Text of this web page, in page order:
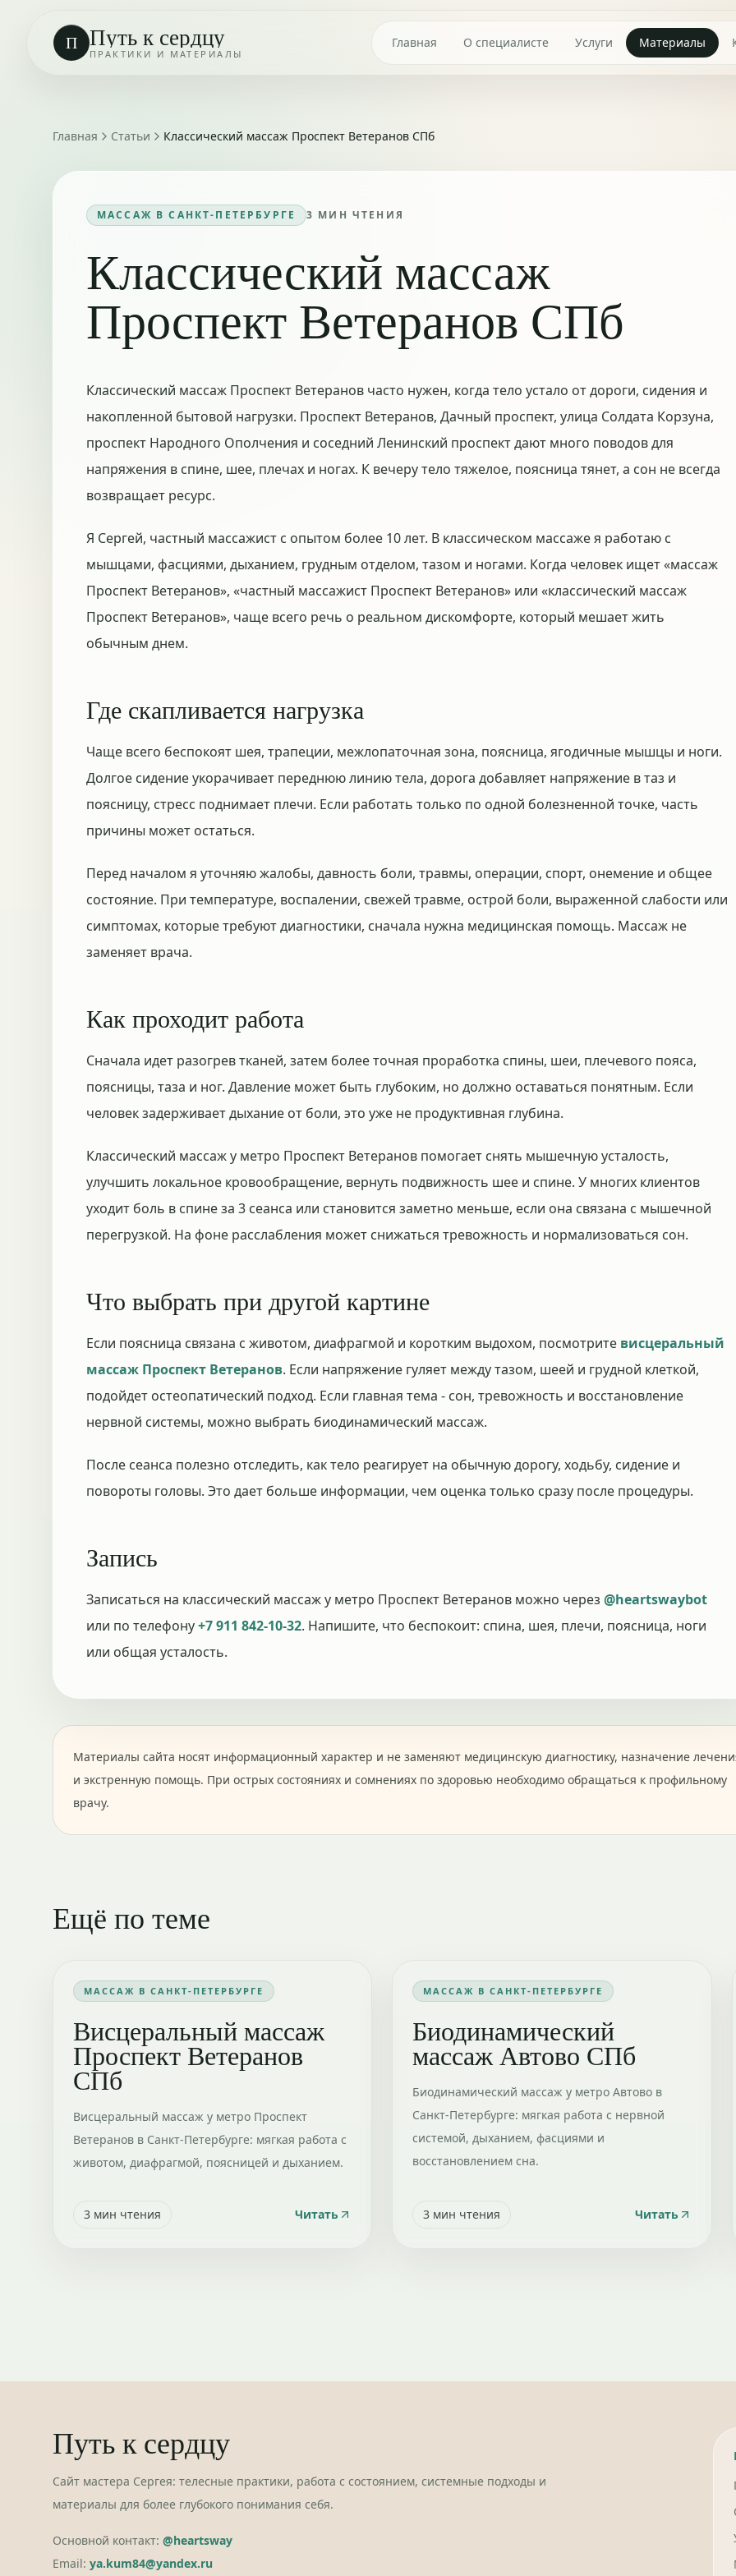
П Путь к сердцу
ПРАКТИКИ И МАТЕРИАЛЫ
Главная О специалисте Услуги Материалы
Главная Статьи Классический массаж Проспект Ветеранов СПб
МАССАЖ В САНКТ-ПЕТЕРБУРГЕ 3 МИН ЧТЕНИЯ
Классический массаж
Проспект Ветеранов СПб
Классический массаж Проспект Ветеранов часто нужен, когда тело устало от дороги, сидения и
накопленной бытовой нагрузки. Проспект Ветеранов, Дачный проспект, улица Солдата Корзуна,
проспект Народного Ополчения и соседний Ленинский проспект дают много поводов для
напряжения в спине, шее, плечах и ногах. К вечеру тело тяжелое, поясница тянет, а сон не всегда
возвращает ресурс.
Я Сергей, частный массажист с опытом более 10 лет. В классическом массаже я работаю с
мышцами, фасциями, дыханием, грудным отделом, тазом и ногами. Когда человек ищет «массаж
Проспект Ветеранов», «частный массажист Проспект Ветеранов» или «классический массаж
Проспект Ветеранов», чаще всего речь о реальном дискомфорте, который мешает жить
обычным днем.
Где скапливается нагрузка
Чаще всего беспокоят шея, трапеции, межлопаточная зона, поясница, ягодичные мышцы и ноги.
Долгое сидение укорачивает переднюю линию тела, дорога добавляет напряжение в таз и
поясницу, стресс поднимает плечи. Если работать только по одной болезненной точке, часть
причины может остаться.
Перед началом я уточняю жалобы, давность боли, травмы, операции, спорт, онемение и общее
состояние. При температуре, воспалении, свежей травме, острой боли, выраженной слабости или
симптомах, которые требуют диагностики, сначала нужна медицинская помощь. Массаж не
заменяет врача.
Как проходит работа
Сначала идет разогрев тканей, затем более точная проработка спины, шеи, плечевого пояса,
поясницы, таза и ног. Давление может быть глубоким, но должно оставаться понятным. Если
человек задерживает дыхание от боли, это уже не продуктивная глубина.
Классический массаж у метро Проспект Ветеранов помогает снять мышечную усталость,
улучшить локальное кровообращение, вернуть подвижность шее и спине. У многих клиентов
уходит боль в спине за 3 сеанса или становится заметно меньше, если она связана с мышечной
перегрузкой. На фоне расслабления может снижаться тревожность и нормализоваться сон.
Что выбрать при другой картине
Если поясница связана с животом, диафрагмой и коротким выдохом, посмотрите висцеральный
массаж Проспект Ветеранов. Если напряжение гуляет между тазом, шеей и грудной клеткой,
подойдет остеопатический подход. Если главная тема - сон, тревожность и восстановление
нервной системы, можно выбрать биодинамический массаж.
После сеанса полезно отследить, как тело реагирует на обычную дорогу, ходьбу, сидение и
повороты головы. Это дает больше информации, чем оценка только сразу после процедуры.
Запись
Записаться на классический массаж у метро Проспект Ветеранов можно через @heartswaybot
или по телефону+7 911 842-10-32. Напишите, что беспокоит: спина, шея, плечи, поясница, ноги
или общая усталость.
Материалы сайта носят информационный характер и не заменяют медицинскую диагностику, назначение
и экстренную помощь. При острых состояниях и сомнениях по здоровью необходимо обращаться к профильному
врачу.
Ещё по теме
МАССАЖ В САНКТ-ПЕТЕРБУРГЕ
Висцеральный массаж
Проспект Ветеранов
СПб
Висцеральный массаж у метро Проспект
Ветеранов в Санкт-Петербурге: мягкая работа с
животом, диафрагмой, поясницей и дыханием.
3 мин чтения Читать
МАССАЖ В САНКТ-ПЕТЕРБУРГЕ
Биодинамический
массаж Автово СПб
Биодинамический массаж у метро Автово в
Санкт-Петербурге: мягкая работа с нервной
системой, дыханием, фасциями и
восстановлением сна.
3 мин чтения Читать
Путь к сердцу
Сайт мастера Сергея: телесные практики, работа с состоянием, системные подходы и
материалы для более глубокого понимания себя.
Основной контакт: @heartsway
Email: ya.kum84@yandex.ru